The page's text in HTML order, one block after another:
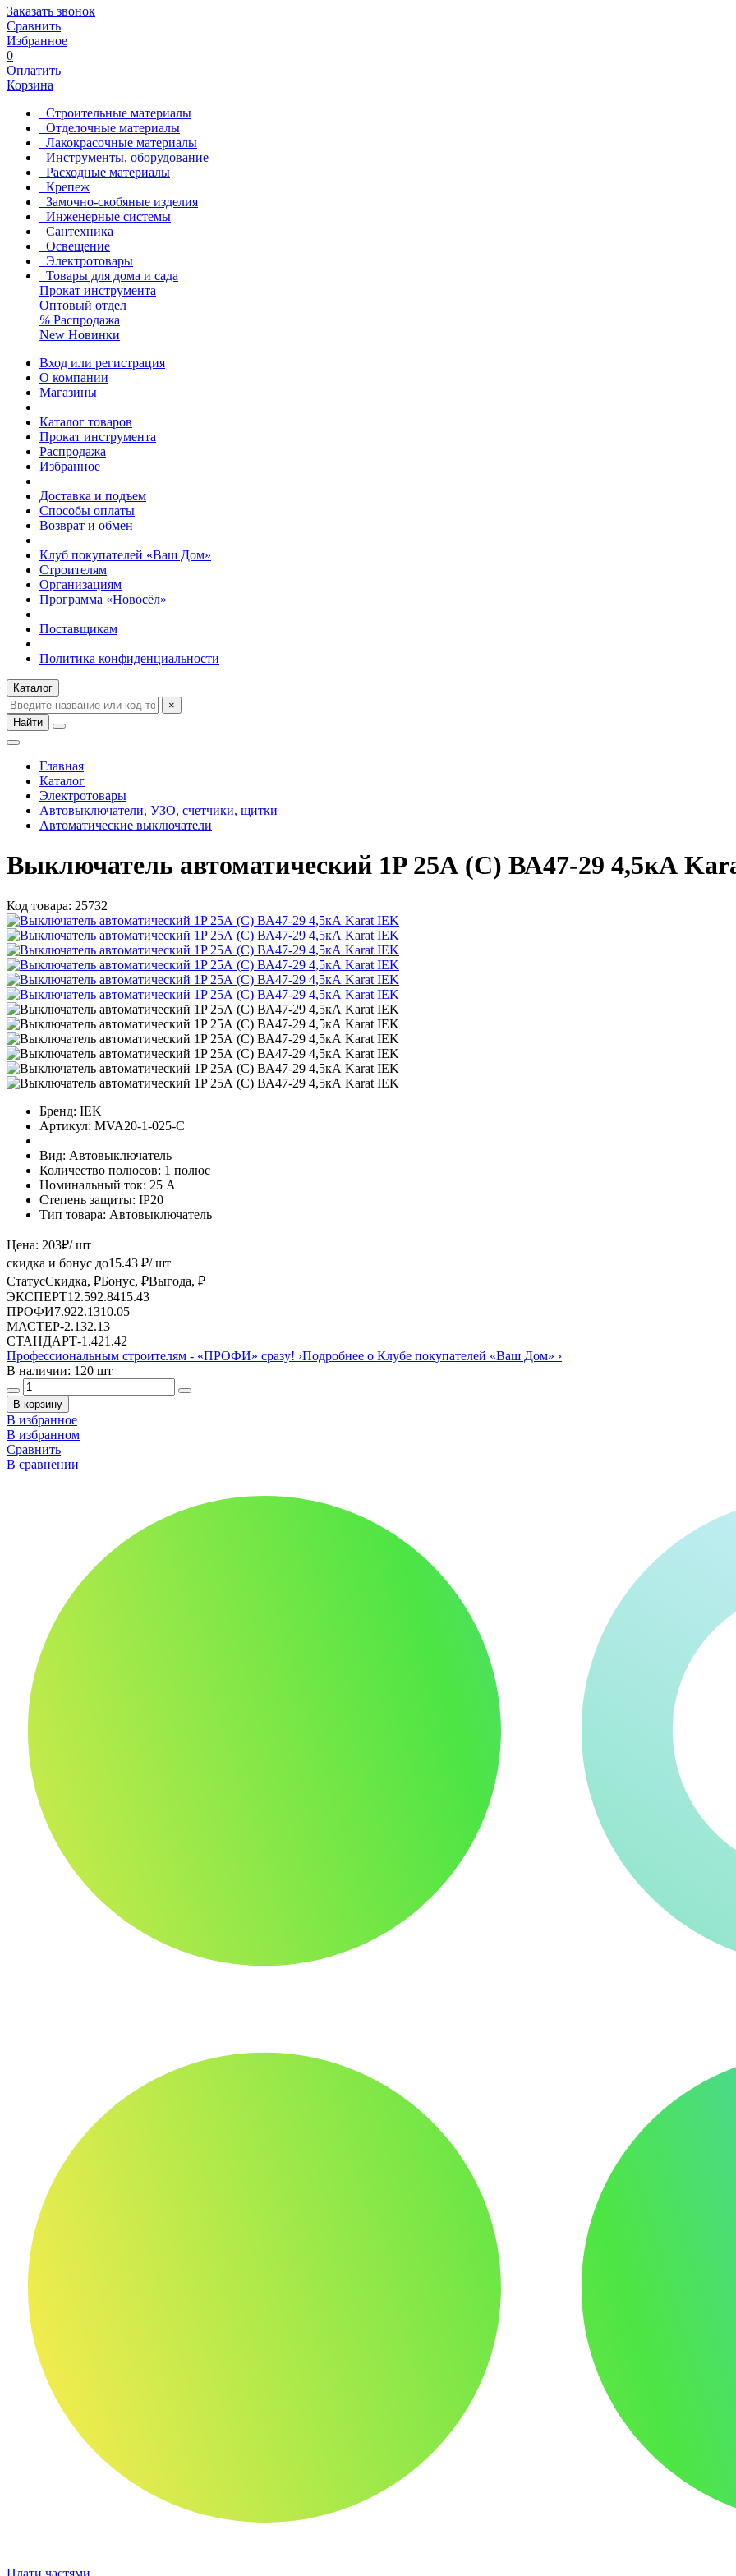
Заказать звонок
Сравнить
Избранное
0
Оплатить
Корзина
Строительные материалы
Отделочные материалы
Лакокрасочные материалы
Инструменты, оборудование
Расходные материалы
Крепеж
Замочно-скобяные изделия
Инженерные системы
Сантехника
Освещение
Электротовары
Товары для дома и сада
Прокат инструмента
Оптовый отдел
% Распродажа
New Новинки
Вход или регистрация
О компании
Магазины
Каталог товаров
Прокат инструмента
Распродажа
Избранное
Доставка и подъем
Способы оплаты
Возврат и обмен
Клуб покупателей «Ваш Дом»
Строителям
Организациям
Программа «Новосёл»
Поставщикам
Политика конфиденциальности
Каталог
×
Найти
Главная
Каталог
Электротовары
Автовыключатели, УЗО, счетчики, щитки
Автоматические выключатели
Выключатель автоматический 1P 25А (С) ВА47-29 4,5кА
Код товара: 25732
Бренд: IEK
Артикул: MVA20-1-025-C
Вид: Автовыключатель
Количество полюсов: 1 полюс
Номинальный ток: 25 А
Степень защиты: IP20
Тип товара: Автовыключатель
Цена: 203₽/ шт
скидка и бонус до15.43 ₽/ шт
СтатусСкидка, ₽Бонус, ₽Выгода, ₽
ЭКСПЕРТ12.592.8415.43
ПРОФИ7.922.1310.05
МАСТЕР-2.132.13
СТАНДАРТ-1.421.42
Профессиональным строителям - «ПРОФИ» сразу! ›Подробнее о Клубе покупателей «Ваш Дом» ›
В наличии: 120 шт
В корзину
В избранное
В избранном
Сравнить
В сравнении
Плати частями